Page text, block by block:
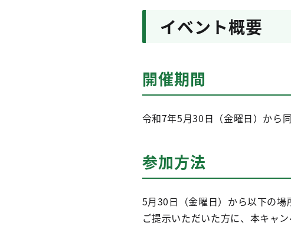
イベント概要
開催期間
令和7年5月30日（金曜日）から
参加方法
5月30日（金曜日）から以下の
ご提示いただいた方に、本キャ